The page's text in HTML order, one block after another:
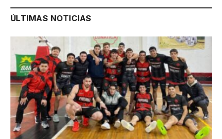
ÚLTIMAS NOTICIAS